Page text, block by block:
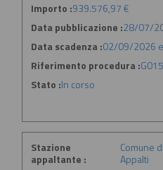
Importo :939.576,97 €
Data pubblicazione :28/07/
Data scadenza :02/09/2026
Riferimento procedura :
Stato :In corso
Stazione
appaltante :
Comune
Appalti